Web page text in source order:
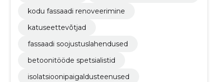
kodu fassaadi renoveerimine
katuseettevõtjad
fassaadi soojustuslahendused
betoonitööde spetsialistid
isolatsioonipaigaldusteenused